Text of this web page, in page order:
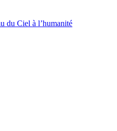
du Ciel à l’humanité